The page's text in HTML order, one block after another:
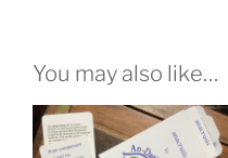
You may also like…